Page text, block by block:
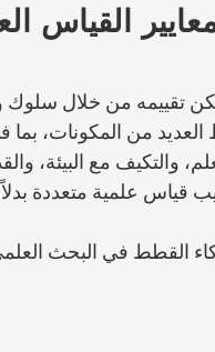
القياس
تقييمه من خلال
العديد من المكونات،
والتكيف مع البيئة،
علمية متعددة بدلاً
القطط في البحث